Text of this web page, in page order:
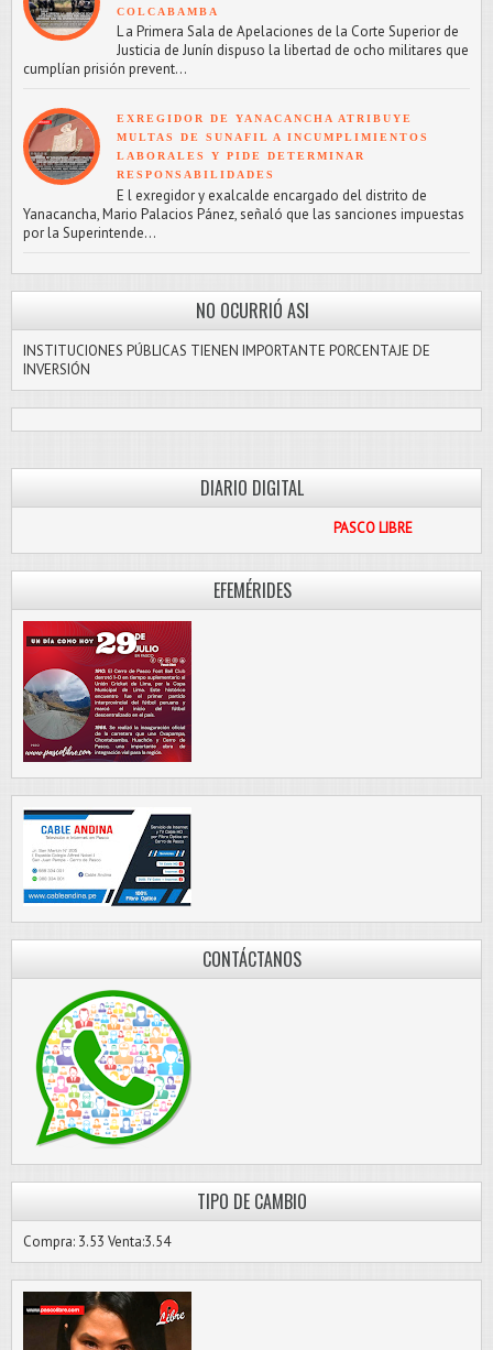
COLCABAMBA
L a Primera Sala de Apelaciones de la Corte Superior de
Justicia de Junín dispuso la libertad de ocho militares que
cumplían prisión prevent...
EXREGIDOR DE YANACANCHA ATRIBUYE
MULTAS DE SUNAFIL A INCUMPLIMIENTOS
LABORALES Y PIDE DETERMINAR
RESPONSABILIDADES
E l exregidor y exalcalde encargado del distrito de
Yanacancha, Mario Palacios Pánez, señaló que las sanciones impuestas
por la Superintende...
NO OCURRIÓ ASI
INSTITUCIONES PÚBLICAS TIENEN IMPORTANTE PORCENTAJE DE
INVERSIÓN
DIARIO DIGITAL
EFEMÉRIDES
CONTÁCTANOS
TIPO DE CAMBIO
Compra: 3.53 Venta:3.54